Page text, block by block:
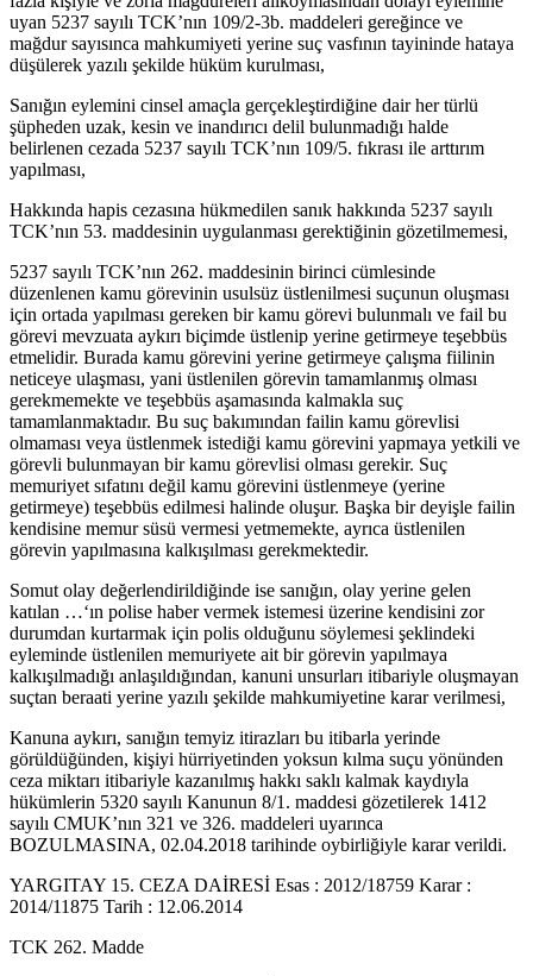
uyan 5237 sayılı TCK’nın 109/2-3b. maddeleri gereğince ve
mağdur sayısınca mahkumiyeti yerine suç vasfının tayininde hataya
düşülerek yazılı şekilde hüküm kurulması,
Sanığın eylemini cinsel amaçla gerçekleştirdiğine dair her türlü
şüpheden uzak, kesin ve inandırıcı delil bulunmadığı halde
belirlenen cezada 5237 sayılı TCK’nın 109/5. fıkrası ile arttırım
yapılması,
Hakkında hapis cezasına hükmedilen sanık hakkında 5237 sayılı
TCK’nın 53. maddesinin uygulanması gerektiğinin gözetilmemesi,
5237 sayılı TCK’nın 262. maddesinin birinci cümlesinde
düzenlenen kamu görevinin usulsüz üstlenilmesi suçunun oluşması
için ortada yapılması gereken bir kamu görevi bulunmalı ve fail bu
görevi mevzuata aykırı biçimde üstlenip yerine getirmeye teşebbüs
etmelidir. Burada kamu görevini yerine getirmeye çalışma fiilinin
neticeye ulaşması, yani üstlenilen görevin tamamlanmış olması
gerekmemekte ve teşebbüs aşamasında kalmakla suç
tamamlanmaktadır. Bu suç bakımından failin kamu görevlisi
olmaması veya üstlenmek istediği kamu görevini yapmaya yetkili ve
görevli bulunmayan bir kamu görevlisi olması gerekir. Suç
memuriyet sıfatını değil kamu görevini üstlenmeye (yerine
getirmeye) teşebbüs edilmesi halinde oluşur. Başka bir deyişle failin
kendisine memur süsü vermesi yetmemekte, ayrıca üstlenilen
görevin yapılmasına kalkışılması gerekmektedir.
Somut olay değerlendirildiğinde ise sanığın, olay yerine gelen
katılan …‘ın polise haber vermek istemesi üzerine kendisini zor
durumdan kurtarmak için polis olduğunu söylemesi şeklindeki
eyleminde üstlenilen memuriyete ait bir görevin yapılmaya
kalkışılmadığı anlaşıldığından, kanuni unsurları itibariyle oluşmayan
suçtan beraati yerine yazılı şekilde mahkumiyetine karar verilmesi,
Kanuna aykırı, sanığın temyiz itirazları bu itibarla yerinde
görüldüğünden, kişiyi hürriyetinden yoksun kılma suçu yönünden
ceza miktarı itibariyle kazanılmış hakkı saklı kalmak kaydıyla
hükümlerin 5320 sayılı Kanunun 8/1. maddesi gözetilerek 1412
sayılı CMUK’nın 321 ve 326. maddeleri uyarınca
BOZULMASINA, 02.04.2018 tarihinde oybirliğiyle karar verildi.
YARGITAY 15. CEZA DAİRESİ Esas : 2012/18759 Karar :
2014/11875 Tarih : 12.06.2014
TCK 262. Madde